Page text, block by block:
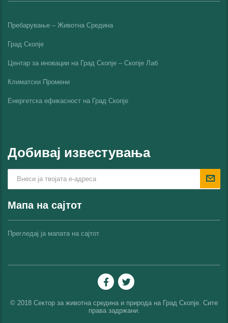
Пребарување – Животна Средина
Град Скопје
Центар за иновации на Град Скопје – Скопје Лаб
Климатски Промени
Енергетска ефикасност на Град Скопјe
Добивај известувања
Мапа на сајтот
Прегледај ја мапата на сајтот
© 2018 Сектор за животна средина и природа на Град Скопје. Сите
права задржани.